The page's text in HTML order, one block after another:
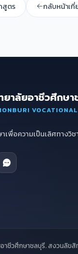
สูตร กลับหน้าเกี่
ยาลัยอาชีวศึกษา
เพื่อความเป็นเลิศทางวิ
าชีวศึกษาชลบุรี. สงวนลิขสิ